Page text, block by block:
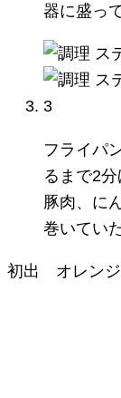
器に盛っ
3
フライパ
るまで2
豚肉、に
巻いてい
初出 オレン